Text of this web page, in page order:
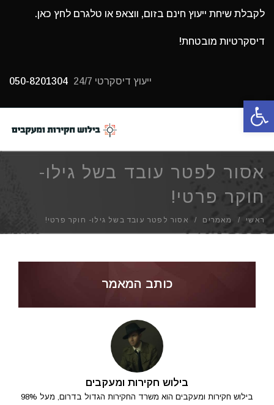
פתח סרגל נגישות
לקבלת שיחת ייעוץ חינם בזום, ווצאפ או טלגרם לחץ כאן.
דיסקרטיות מובטחת!
ייעוץ דיסקרטי 24/7 050-8201304
תפריט
אסור לפטר עובד בשל גילו-
חוקר פרטי!
ראשי / מאמרים / אסור לפטר עובד בשל גילו- חוקר פרטי!
כותב המאמר
בילוש חקירות ומעקבים
בילוש חקירות ומעקבים הוא משרד החקירות הגדול בדרום, מעל 98%